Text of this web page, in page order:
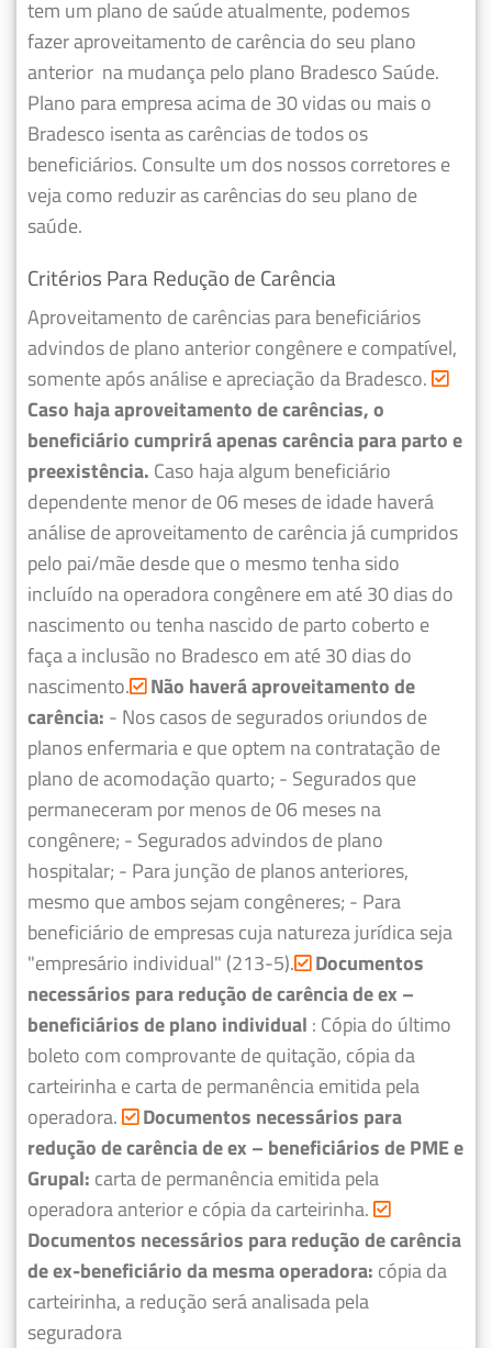
tem um plano de saúde atualmente, podemos
fazeraproveitamento de carência do seu plano
anterior na mudança pelo plano Bradesco Saúde.
Plano para empresa acima de 30 vidas ou mais o
Bradesco isenta as carências de todos os
beneficiários. Consulte um dos nossos corretores e
veja como reduzir as carências do seu plano de
saúde.
Critérios Para Redução de Carência
Aproveitamento de carências para beneficiários
advindos de plano anterior congênere e compatível,
somente após análise e apreciação da Bradesco.
Caso haja aproveitamento de carências, o
beneficiário cumprirá apenas carência para parto e
preexistência. Caso haja algum beneficiário
dependente menor de 06 meses de idade haverá
análise de aproveitamento de carência já cumpridos
pelo pai/mãe desde que o mesmo tenha sido
incluído na operadora congênere em até 30 dias do
nascimento ou tenha nascido de parto coberto e
faça a inclusão no Bradesco em até 30 dias do
nascimento. Não haverá aproveitamento de
carência: - Nos casos de segurados oriundos de
planos enfermaria e que optem na contratação de
plano de acomodação quarto; - Segurados que
permaneceram por menos de 06 meses na
congênere; - Segurados advindos de plano
hospitalar; - Para junção de planos anteriores,
mesmo que ambos sejam congêneres; - Para
beneficiário de empresas cuja natureza jurídica seja
"empresário individual" (213-5). Documentos
necessários para redução de carência de ex –
beneficiários de plano individual : Cópia do último
boleto com comprovante de quitação, cópia da
carteirinha e carta de permanência emitida pela
operadora.
Documentos necessários para
redução de carência de ex – beneficiários de PME e
Grupal: carta de permanência emitida pela
operadora anterior e cópia da carteirinha.
Documentos necessários para redução de carência
de ex-beneficiário da mesma operadora: cópia da
carteirinha, a redução será analisada pela
seguradora